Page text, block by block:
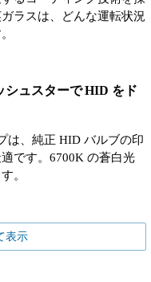
ラスは、どんな運転状況
シュスターで HID をド
は、純正 HID バルブの印
です。6700K の蒼白光
。
表示